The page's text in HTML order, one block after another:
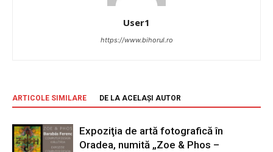
User1
https://www.bihorul.ro
ARTICOLE SIMILARE DE LA ACELAȘI AUTOR
Expoziţia de artă fotografică în
Oradea, numită „Zoe & Phos –